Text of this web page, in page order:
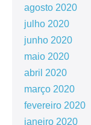
agosto 2020
julho 2020
junho 2020
maio 2020
abril 2020
março 2020
fevereiro 2020
janeiro 2020